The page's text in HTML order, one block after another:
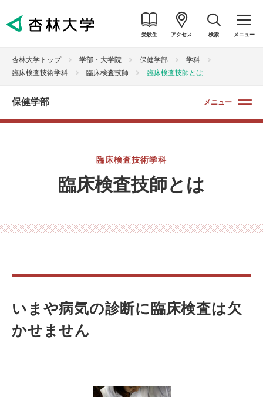
受験生 アクセス 検索 メニュー
杏林大学トップ 学部・大学院 保健学部
学科
臨床検査技術学科
臨床検査技師 臨床検査技師とは
保健学部 メニュー
臨床検査技術学科
臨床検査技師とは
いまや病気の診断に臨床検査は欠
かせません